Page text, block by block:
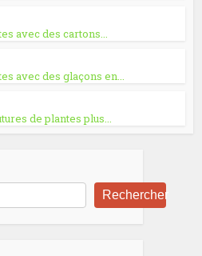
avec des cartons...
avec des glaçons en...
de plantes plus...
Rechercher